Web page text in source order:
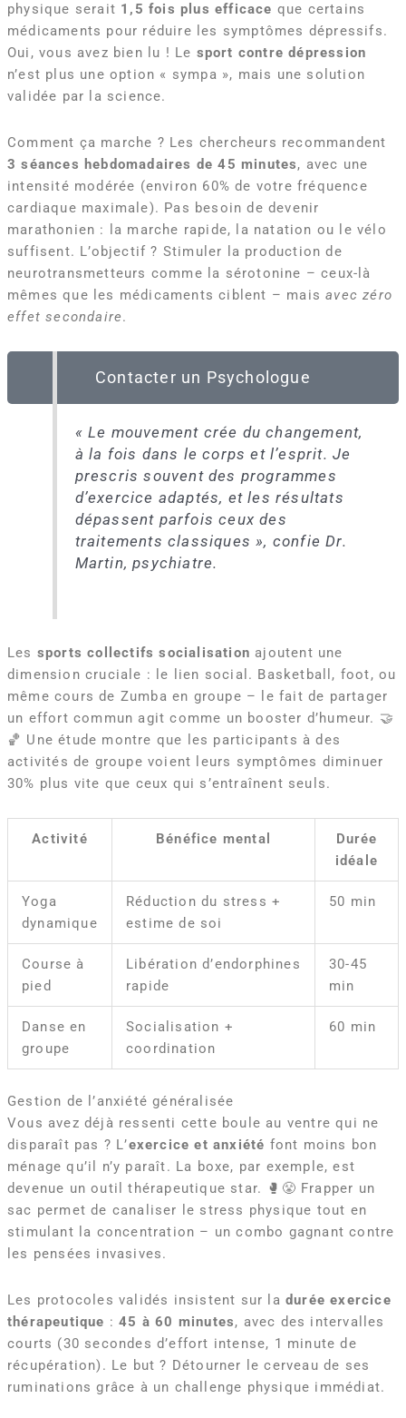
physique serait 1,5 fois plus efficace que certains
médicaments pour réduire les symptômes dépressifs.
Oui, vous avez bien lu ! Le sport contre dépression
n’est plus une option « sympa », mais une solution
validée par la science.
Comment ça marche ? Les chercheurs recommandent
3 séances hebdomadaires de 45 minutes, avec une
intensité modérée (environ 60% de votre fréquence
cardiaque maximale). Pas besoin de devenir
marathonien : la marche rapide, la natation ou le vélo
suffisent. L’objectif ? Stimuler la production de
neurotransmetteurs comme la sérotonine – ceux-là
mêmes que les médicaments ciblent – maisavec zéro
effet secondaire.
Contacter un Psychologue
« Le mouvement crée du changement,
à la fois dans le corps et l’esprit. Je
prescris souvent des programmes
d’exercice adaptés, et les résultats
dépassent parfois ceux des
traitements classiques », confie Dr.
Martin, psychiatre.
Les sports collectifs socialisation ajoutent une
dimension cruciale : le lien social. Basketball, foot, ou
même cours de Zumba en groupe – le fait de partager
un effort commun agit comme un booster d’humeur. 🤝
🏀 Une étude montre que les participants à des
activités de groupe voient leurs symptômes diminuer
30% plus vite que ceux qui s’entraînent seuls.
Activité Bénéfice mental
Durée
idéale
Yoga
dynamique
Réduction du stress +
estime de soi
50 min
Course à
pied
Libération d’endorphines
rapide
30-45
min
Danse en
groupe
Socialisation +
coordination
60 min
Gestion de l’anxiété généralisée
Vous avez déjà ressenti cette boule au ventre qui ne
disparaît pas ? L’exercice et anxiété font moins bon
ménage qu’il n’y paraît. La boxe, par exemple, est
devenue un outil thérapeutique star. 🥊😤 Frapper un
sac permet de canaliser le stress physique tout en
stimulant la concentration – un combo gagnant contre
les pensées invasives.
Les protocoles validés insistent sur ladurée exercice
thérapeutique :45 à 60 minutes, avec des intervalles
courts (30 secondes d’effort intense, 1 minute de
récupération). Le but ? Détourner le cerveau de ses
ruminations grâce à un challenge physique immédiat.